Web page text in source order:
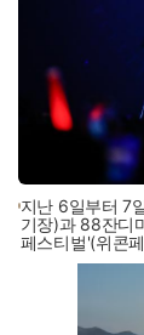
지난 6일부터 7
기장)과 88잔디
페스티벌'(위콘